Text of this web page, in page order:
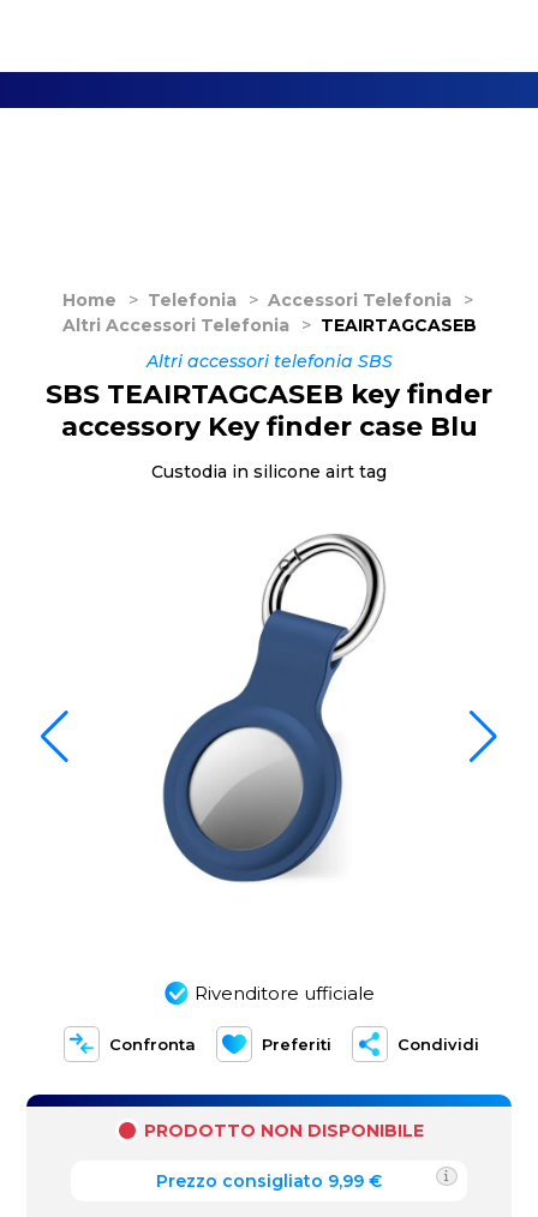
Home > Telefonia > Accessori Telefonia
>
Altri Accessori Telefonia
> TEAIRTAGCASEB
Altri accessori telefonia SBS
Rivenditore ufficiale
Confronta Preferiti Condividi
SBS TEAIRTAGCASEB key finder
accessory Key finder case Blu
Custodia in silicone airt tag
PRODOTTO NON DISPONIBILE
Prezzo consigliato 9,99 €